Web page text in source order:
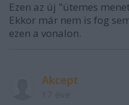
Ezen az új "ütemes
Ekkor már nem is fog
ezen a vonalon.
Akcept